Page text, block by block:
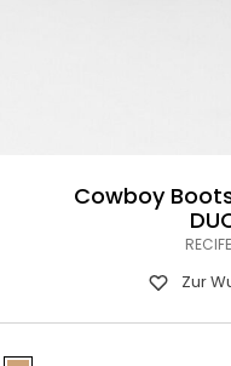
Cowboy
Zur